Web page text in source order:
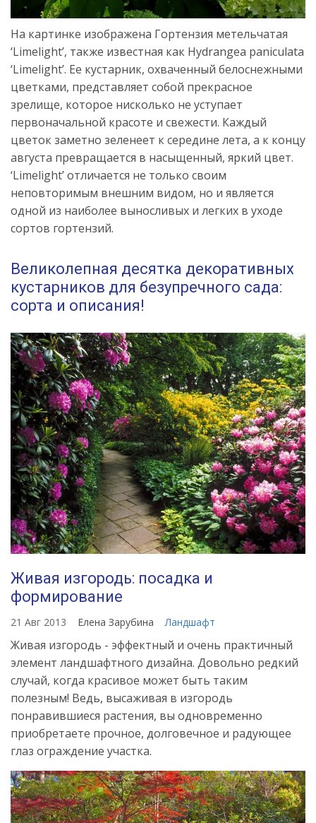
На картинке изображена Гортензия метельчатая
‘Limelight’, также известная как Hydrangea paniculata
‘Limelight’. Ее кустарник, охваченный белоснежными
цветками, представляет собой прекрасное
зрелище, которое нисколько не уступает
первоначальной красоте и свежести. Каждый
цветок заметно зеленеет к середине лета, а к концу
августа превращается в насыщенный, яркий цвет.
‘Limelight’ отличается не только своим
неповторимым внешним видом, но и является
одной из наиболее выносливых и легких в уходе
сортов гортензий.
Великолепная десятка декоративных
кустарников для безупречного сада:
сорта и описания!
Живая изгородь: посадка и
формирование
21 Авг 2013 Елена Зарубина Ландшафт
Живая изгородь - эффектный и очень практичный
элемент ландшафтного дизайна. Довольно редкий
случай, когда красивое может быть таким
полезным! Ведь, высаживая в изгородь
понравившиеся растения, вы одновременно
приобретаете прочное, долговечное и радующее
глаз ограждение участка.